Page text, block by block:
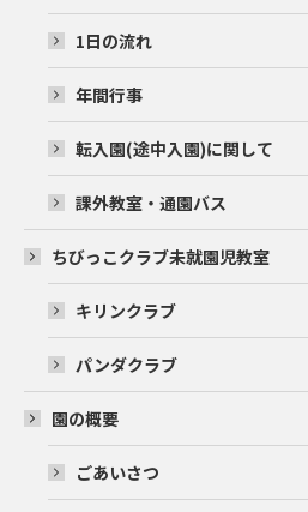
1日の流れ
年間行事
転入園(途中入園)に関して
課外教室・通園バス
ちびっこクラブ未就園児教室
キリンクラブ
パンダクラブ
園の概要
ごあいさつ